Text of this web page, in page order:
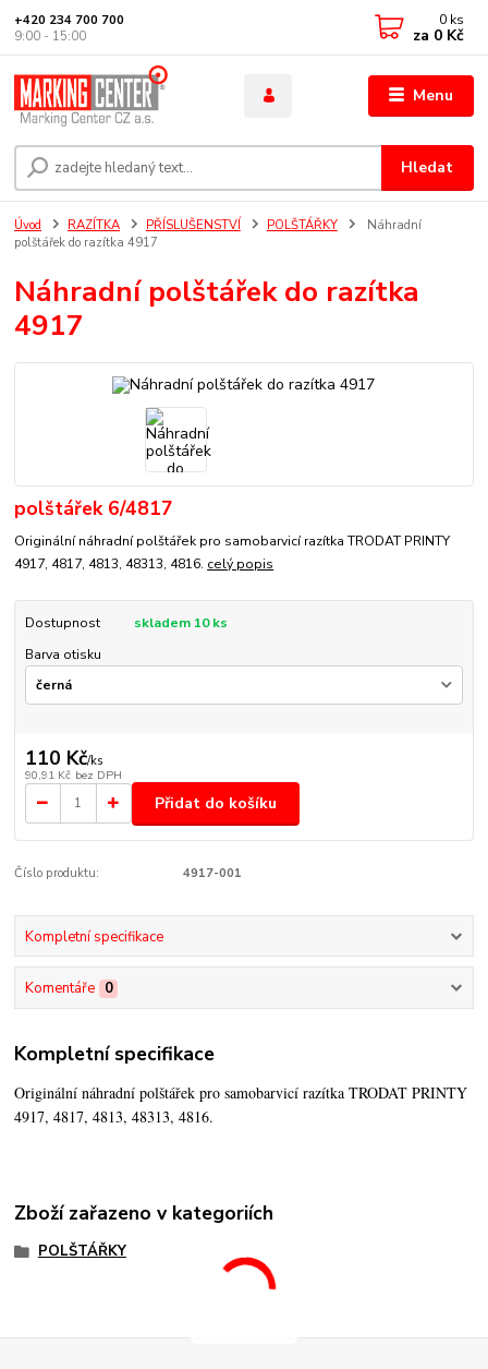
Menu
Hledat
+420 234 700 700
9:00 - 15:00
0 ks
za 0 Kč
Úvod RAZÍTKA PŘÍSLUŠENSTVÍ POLŠTÁŘKY
Náhradní
polštářek do razítka 4917
Náhradní polštářek do razítka
4917
polštářek 6/4817
Originální náhradní polštářek pro samobarvicí razítka TRODAT PRINTY
4917, 4817, 4813, 48313, 4816. celý popis
Dostupnost
skladem 10 ks
Barva otisku
110 Kč/ks
90,91 Kč bez DPH
Přidat do košíku
Číslo produktu: 4917-001
Kompletní specifikace
Komentáře 0
Kompletní specifikace
Originální náhradní polštářek pro samobarvicí razítka TRODAT PRINTY
4917, 4817, 4813, 48313, 4816.
Zboží zařazeno v kategoriích
POLŠTÁŘKY